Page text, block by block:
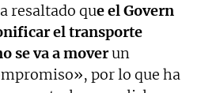
resaltado que el Govern
el transporte
se va a moverun
por lo que ha